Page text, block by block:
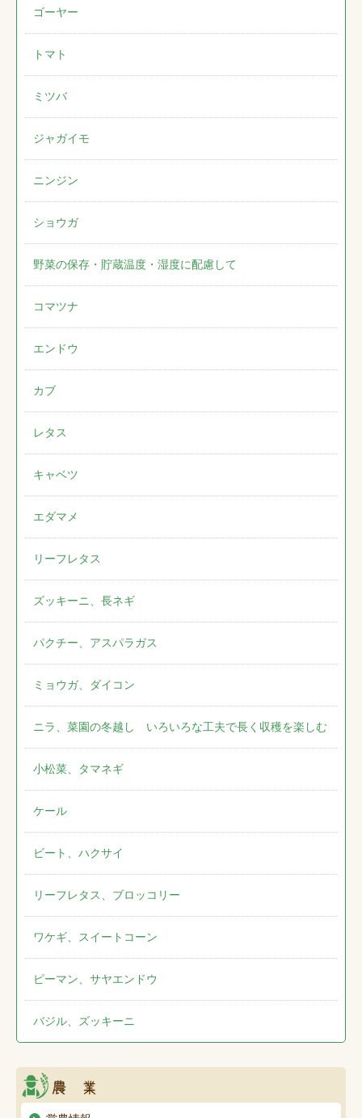
ゴーヤー
トマト
ミツバ
ジャガイモ
ニンジン
ショウガ
野菜の保存・貯蔵温度・湿度に配慮して
コマツナ
エンドウ
カブ
レタス
キャベツ
エダマメ
リーフレタス
ズッキーニ、長ネギ
パクチー、アスパラガス
ミョウガ、ダイコン
ニラ、菜園の冬越し いろいろな工夫で長く収穫を楽しむ
小松菜、タマネギ
ケール
ビート、ハクサイ
リーフレタス、ブロッコリー
ワケギ、スイートコーン
ピーマン、サヤエンドウ
バジル、ズッキーニ